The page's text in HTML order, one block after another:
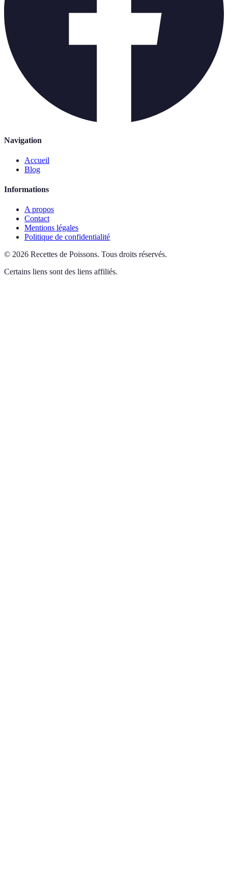
Navigation
Accueil
Blog
Informations
A propos
Contact
Mentions légales
Politique de confidentialité
© 2026 Recettes de Poissons. Tous droits réservés.
Certains liens sont des liens affiliés.